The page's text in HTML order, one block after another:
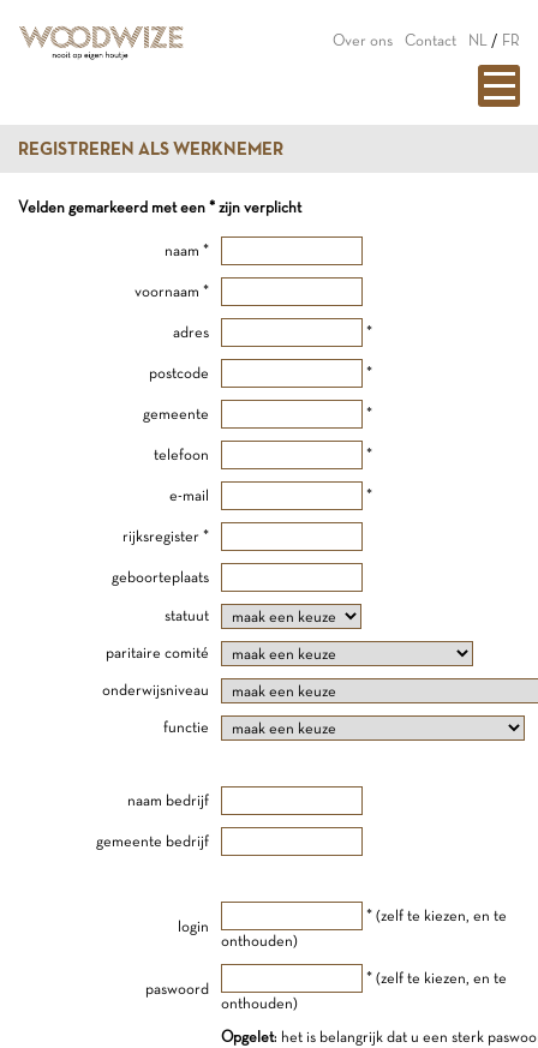
Over ons Contact NL / FR
REGISTREREN ALS WERKNEMER
Velden gemarkeerd met een * zijn verplicht
naam *
voornaam *
adres *
postcode *
gemeente *
telefoon *
e-mail *
rijksregister *
geboorteplaats
statuut
paritaire comité
onderwijsniveau
functie
naam bedrijf
gemeente bedrijf
login
* (zelf te kiezen, en te
onthouden)
paswoord
* (zelf te kiezen, en te
onthouden)
Opgelet: het is belangrijk dat u een sterk